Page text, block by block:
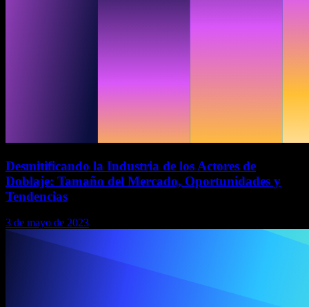
Desmitificando la Industria de los Actores de
Doblaje: Tamaño del Mercado, Oportunidades y
Tendencias
3 de mayo de 2023